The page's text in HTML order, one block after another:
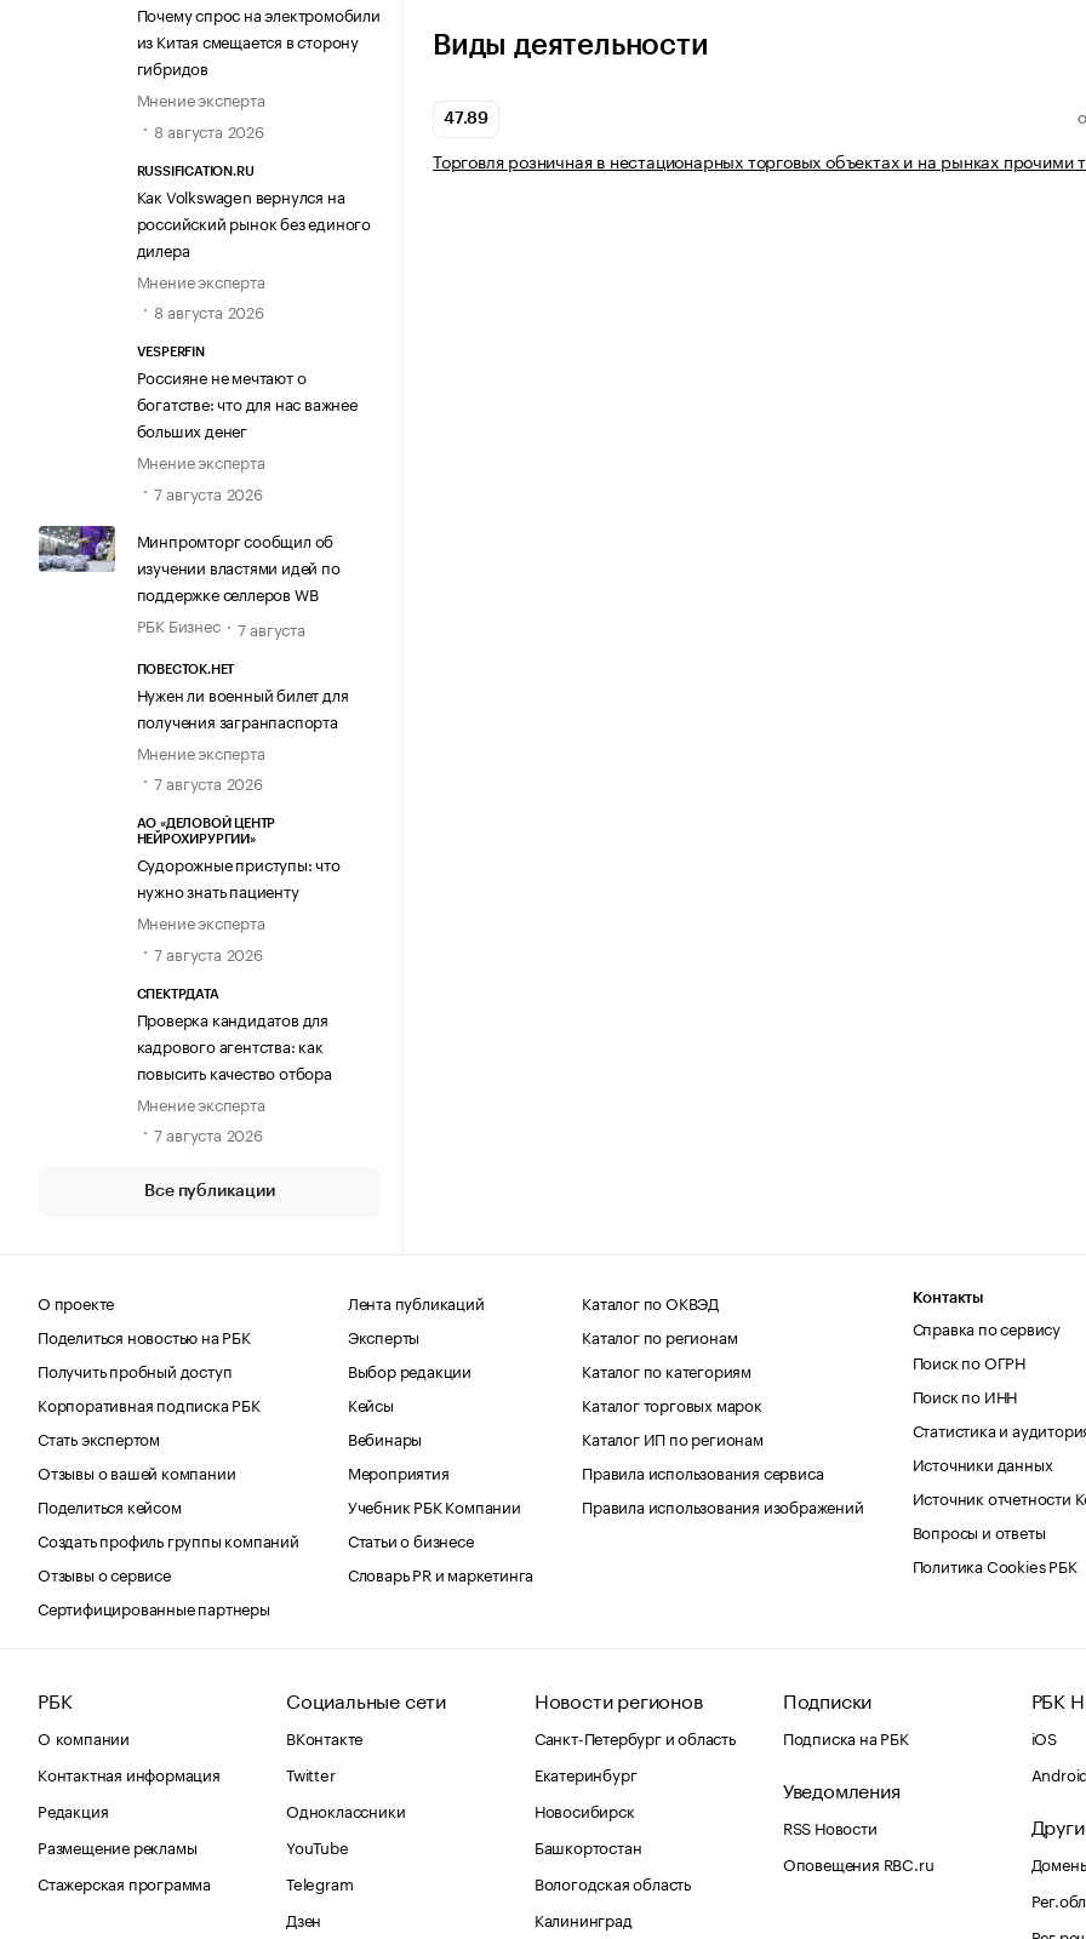
Почему спрос на электромобили
из Китая смещается в сторону
гибридов
Мнение эксперта
8 августа 2026
RUSSIFICATION.RU
Как Volkswagen вернулся на
российский рынок без единого
дилера
Мнение эксперта
8 августа 2026
VESPERFIN
Россияне не мечтают о
богатстве: что для нас важнее
больших денег
Мнение эксперта
7 августа 2026
Минпромторг сообщил об
изучении властями идей по
поддержке селлеров WB
РБК Бизнес
7 августа
ПОВЕСТОК.НЕТ
Нужен ли военный билет для
получения загранпаспорта
Мнение эксперта
7 августа 2026
АО «ДЕЛОВОЙ ЦЕНТР
НЕЙРОХИРУРГИИ»
Судорожные приступы: что
нужно знать пациенту
Мнение эксперта
7 августа 2026
СПЕКТРДАТА
Проверка кандидатов для
кадрового агентства: как
повысить качество отбора
Мнение эксперта
7 августа 2026
Все публикации
Виды деятельности
47.89
Торговля розничная в нестационарных торговых объектах и на рынках прочими
О проекте
Поделиться новостью на РБК
Получить пробный доступ
Корпоративная подписка РБК
Стать экспертом
Отзывы о вашей компании
Поделиться кейсом
Создать профиль группы компаний
Отзывы о сервисе
Сертифицированные партнеры
Лента публикаций
Эксперты
Выбор редакции
Кейсы
Вебинары
Мероприятия
Учебник РБК Компании
Статьи о бизнесе
Словарь PR и маркетинга
Каталог по ОКВЭД
Каталог по регионам
Каталог по категориям
Каталог торговых марок
Каталог ИП по регионам
Правила использования сервиса
Правила использования изображений
Контакты
Справка по сервису
Поиск по ОГРН
Поиск по ИНН
Статистика и
Источники данных
Источник отчетности
Вопросы и ответы
Политика Cookies РБК
РБК
О компании
Контактная информация
Редакция
Размещение рекламы
Стажерская программа
Социальные сети
ВКонтакте
Twitter
Одноклассники
YouTube
Telegram
Дзен
Новости регионов
Санкт-Петербург и область
Екатеринбург
Новосибирск
Башкортостан
Вологодская область
Калининград
Подписки
Подписка на РБК
Уведомления
RSS Новости
Оповещения RBC.ru
РБК
iOS